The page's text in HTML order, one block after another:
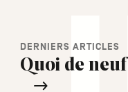
DERNIERS ARTICLES
Quoi de